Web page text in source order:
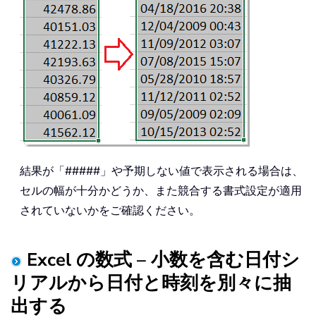
結果が「#####」や予期しない値で表示される場合は、
セルの幅が十分かどうか、また競合する書式設定が適用
されていないかをご確認ください。
Excel の数式 – 小数を含む日付シ
リアルから日付と時刻を別々に抽
出する